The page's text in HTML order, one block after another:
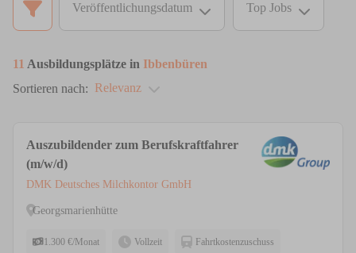
Veröffentlichungsdatum Top Jobs
11 Ausbildungsplätze in Ibbenbüren
Sortieren nach: Relevanz
Auszubildender zum Berufskraftfahrer
(m/w/d)
DMK Deutsches Milchkontor GmbH
Georgsmarienhütte
1.300 €/Monat Vollzeit Fahrtkostenzuschuss